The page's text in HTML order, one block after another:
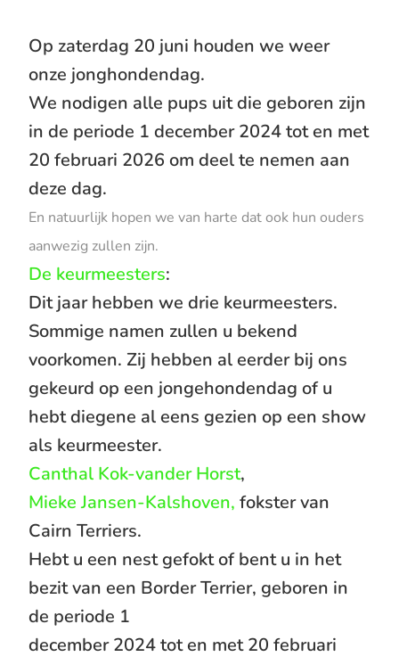
Op zaterdag 20 juni houden we weer
onze jonghondendag.
We nodigen alle pups uit die geboren zijn
in de periode 1 december 2024 tot en met
20 februari 2026 om deel te nemen aan
deze dag.
En natuurlijk hopen we van harte dat ook hun ouders
aanwezig zullen zijn.
De keurmeesters:
Dit jaar hebben we drie keurmeesters.
Sommige namen zullen u bekend
voorkomen. Zij hebben al eerder bij ons
gekeurd op een jongehondendag of u
hebt diegene al eens gezien op een show
als keurmeester.
Canthal Kok-vander Horst,
Mieke Jansen-Kalshoven, fokster van
Cairn Terriers.
Hebt u een nest gefokt of bent u in het
bezit van een Border Terrier, geboren in
de periode 1
december 2024 tot en met 20 februari